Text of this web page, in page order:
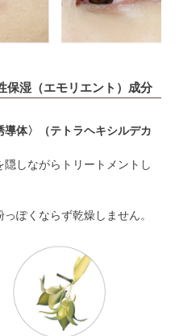
保湿（エモリエント）成分
体〉（テトラヘキシルデカ
しながらトリートメントし
ぽくならず乾燥しません。